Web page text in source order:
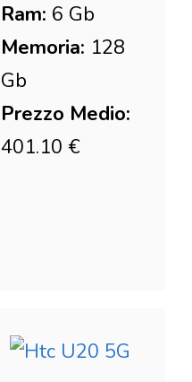
Ram: 6 Gb
Memoria: 128
Gb
Prezzo Medio:
401.10 €